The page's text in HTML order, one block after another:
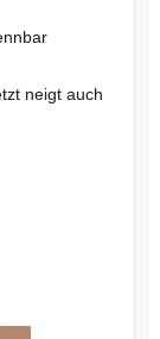
neigt auch